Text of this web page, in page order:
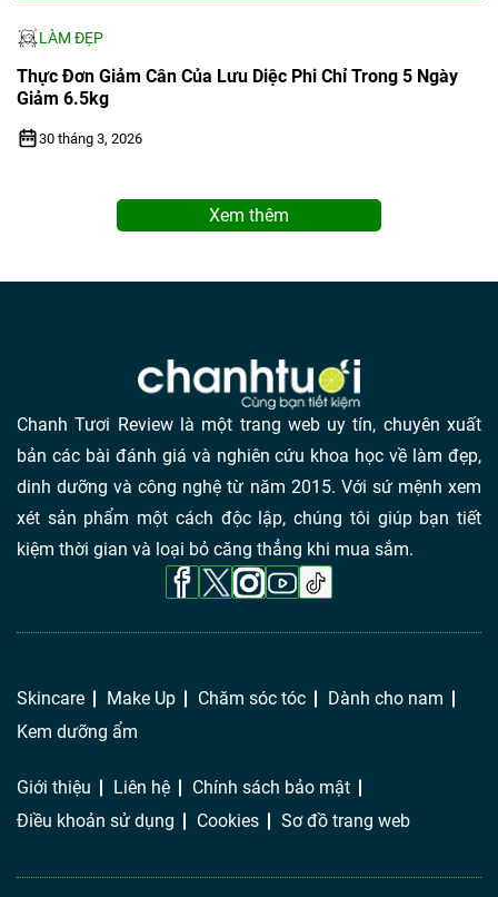
LÀM ĐẸP
Thực Đơn Giảm Cân Của Lưu Diệc Phi Chỉ Trong 5 Ngày
Giảm 6.5kg
30 tháng 3, 2026
Xem thêm
Chanh Tươi Review là một trang web uy tín, chuyên xuất
bản các bài đánh giá và nghiên cứu khoa học về làm đẹp,
dinh dưỡng và công nghệ từ năm 2015. Với sứ mệnh xem
xét sản phẩm một cách độc lập, chúng tôi giúp bạn tiết
kiệm thời gian và loại bỏ căng thẳng khi mua sắm.
Skincare Make Up Chăm sóc tóc
Dành cho nam
Kem dưỡng ẩm
Giới thiệu Liên hệ
Chính sách bảo mật
Điều khoản sử dụng
Cookies Sơ đồ trang web